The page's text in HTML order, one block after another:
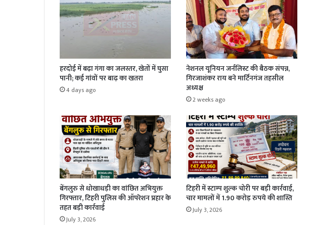
हरदोई में बढ़ा गंगा का जलस्तर, खेतों में घुसा
पानी; कई गांवों पर बाढ़ का खतरा
4 days ago
नेशनल यूनियन जर्नलिस्ट की बैठक संपन्न,
गिरजाशंकर राय बने मार्टिनगंज तहसील
अध्यक्ष
2 weeks ago
बेंगलुरु से धोखाधड़ी का वांछित अभियुक्त
गिरफ्तार, टिहरी पुलिस की ऑपरेशन प्रहार के
तहत बड़ी कार्रवाई
July 3, 2026
टिहरी में स्टाम्प शुल्क चोरी पर बड़ी कार्रवाई,
चार मामलों में 1.90 करोड़ रुपये की शास्ति
July 3, 2026